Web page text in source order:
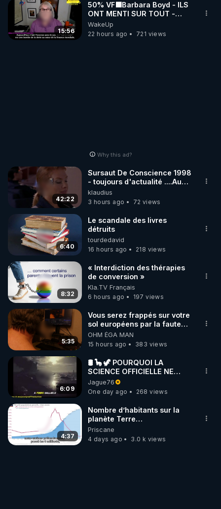
15:56
50% VF🟩Barbara Boyd - ILS
ONT MENTI SUR TOUT -
Jocelyne Traduction
WakeUp
22 hours ago
721 views
Why this ad?
42:22
Sursaut De Conscience 1998
- toujours d'actualité ....Au
Dela Du Réel
klaudius
3 hours ago
72 views
6:40
Le scandale des livres
détruits
tourdedavid
16 hours ago
218 views
8:32
« Interdiction des thérapies
de conversion »
Kla.TV Français
6 hours ago
197 views
5:35
Vous serez frappés sur votre
sol européens par la faute
des dirigeants qui s'en
mettent dans le nez
OHM ÉGA MAN
15 hours ago
383 views
6:09
🛢 🦕 🦖 POURQUOI LA
SCIENCE OFFICIELLE NE
CONNAÎT-ELLE PAS LA VRAIE
ORIGINE DU PÉTROLE ?
Jague76
One day ago
268 views
4:37
Nombre d’habitants sur la
planète Terre…
Priscane
4 days ago
3.0 k views